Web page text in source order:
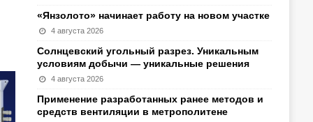
«Янзолото» начинает работу на новом участке
4 августа 2026
Солнцевский угольный разрез. Уникальным
условиям добычи — уникальные решения
4 августа 2026
Применение разработанных ранее методов и
средств вентиляции в метрополитене